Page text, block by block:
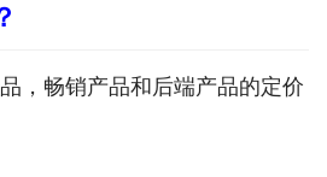
，畅销产品和后端产品的定价